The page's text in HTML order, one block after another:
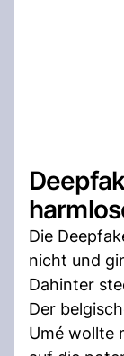
Die
nicht und
Dahinter
Der
Umé wollte